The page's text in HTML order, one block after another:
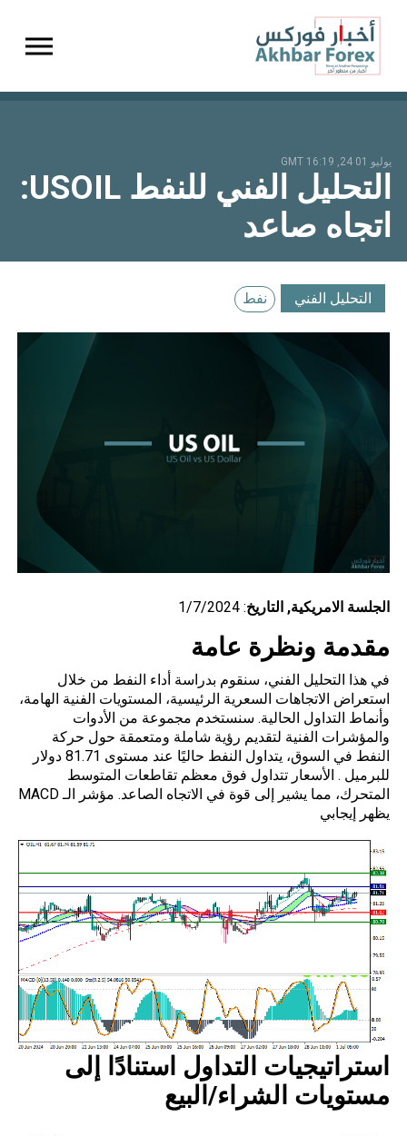
يوليو 01 24, 16:19 GMT
التحليل الفني للنفط USOIL:
اتجاه صاعد
التحليل الفني نفط
الجلسةالامريكية, التاريخ: 1/7/2024
مقدمة ونظرة عامة
في هذا التحليل الفني، سنقوم بدراسة أداء النفط من خلال
استعراض الاتجاهات السعرية الرئيسية، المستويات الفنية الهامة،
وأنماط التداول الحالية. سنستخدم مجموعة من الأدوات
والمؤشرات الفنية لتقديم رؤية شاملة ومتعمقة حول حركة
النفط في السوق، يتداول النفط حاليًا عند مستوى 81.71 دولار
للبرميل . الأسعار تتداول فوق معظم تقاطعات المتوسط
المتحرك، مما يشير إلى قوة في الاتجاه الصاعد. مؤشر الـ MACD
يظهر إيجابي
استراتيجيات التداول استنادًا إلى
مستويات الشراء/البيع